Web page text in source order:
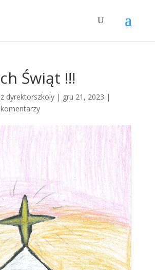
Świąt !!!
dyrektorszkoly| gru 21, 2023 |